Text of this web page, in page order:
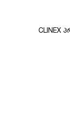
CLINEX